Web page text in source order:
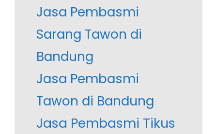
Jasa Pembasmi
Sarang Tawon di
Bandung
Jasa Pembasmi
Tawon di Bandung
Jasa Pembasmi Tikus